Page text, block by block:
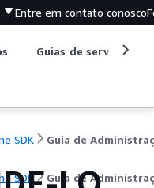
Entre em contato conosco
Guias de serviço
SDK Guia de
SDK Guia de